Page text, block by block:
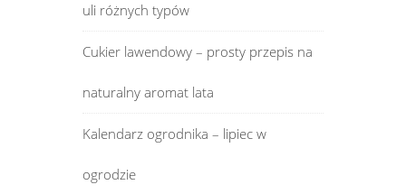
uli różnych typów
Cukier lawendowy – prosty przepis na
naturalny aromat lata
Kalendarz ogrodnika – lipiec w
ogrodzie